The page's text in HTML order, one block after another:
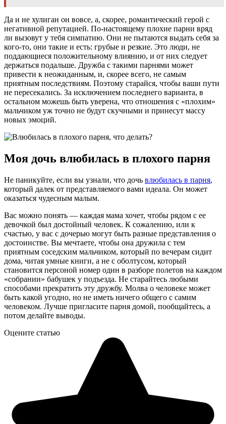
Да и не хулиган он вовсе, а, скорее, романтический герой с
негативной репутацией. По-настоящему плохие парни вряд
ли вызовут у тебя симпатию. Они не пытаются выдать себя за
кого-то, они такие и есть: грубые и резкие. Это люди, не
поддающиеся положительному влиянию, и от них следует
держаться подальше. Дружба с такими парнями может
привести к неожиданным, и, скорее всего, не самым
приятным последствиям. Поэтому старайся, чтобы ваши пути
не пересекались. За исключением последнего варианта, в
остальном можешь быть уверена, что отношения с «плохим»
мальчиком уж точно не будут скучными и принесут массу
новых эмоций.
Моя дочь влюбилась в плохого парня
Не паникуйте, если вы узнали, что дочь влюбилась в парня,
который далек от представляемого вами идеала. Он может
оказаться чудесным малым.
Вас можно понять — каждая мама хочет, чтобы рядом с ее
девочкой был достойный человек. К сожалению, или к
счастью, у вас с дочерью могут быть разные представления о
достоинстве. Вы мечтаете, чтобы она дружила с тем
приятным соседским мальчиком, который по вечерам сидит
дома, читая умные книги, а не с оболтусом, который
становится персоной номер один в разборе полетов на каждом
«собрании» бабушек у подъезда. Не старайтесь любыми
способами прекратить эту дружбу. Молва о человеке может
быть какой угодно, но не иметь ничего общего с самим
человеком. Лучше пригласите парня домой, пообщайтесь, а
потом делайте выводы.
Оцените статью